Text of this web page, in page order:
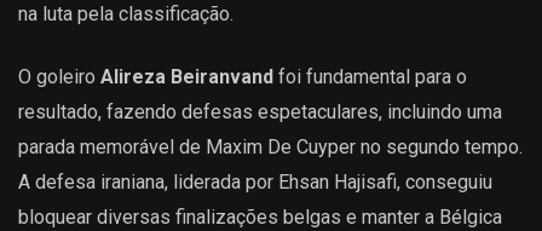
na luta pela classificação.
O goleiro Alireza Beiranvand foi fundamental para o
resultado, fazendo defesas espetaculares, incluindo uma
parada memorável de Maxim De Cuyper no segundo tempo.
A defesa iraniana, liderada por Ehsan Hajisafi, conseguiu
bloquear diversas finalizações belgas e manter a Bélgica